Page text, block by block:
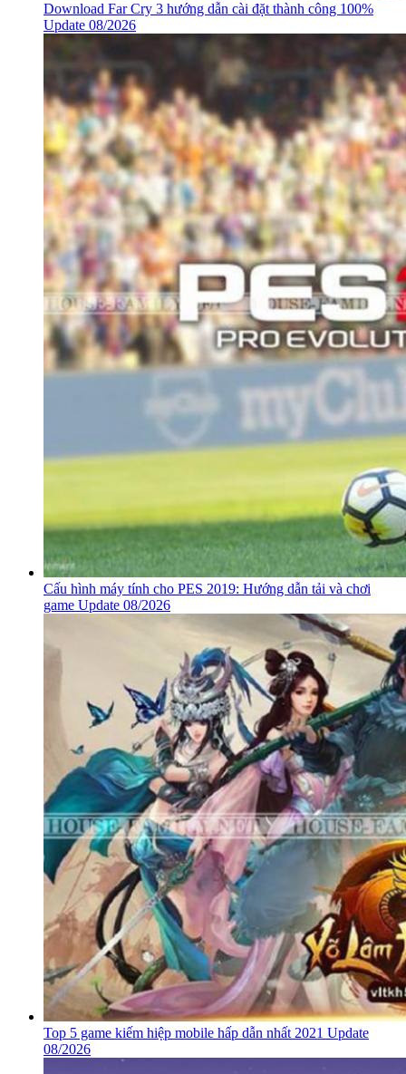
Download Far Cry 3 hướng dẫn cài đặt thành công 100%
Update 08/2026
Cấu hình máy tính cho PES 2019: Hướng dẫn tải và chơi
game Update 08/2026
Top 5 game kiếm hiệp mobile hấp dẫn nhất 2021 Update
08/2026